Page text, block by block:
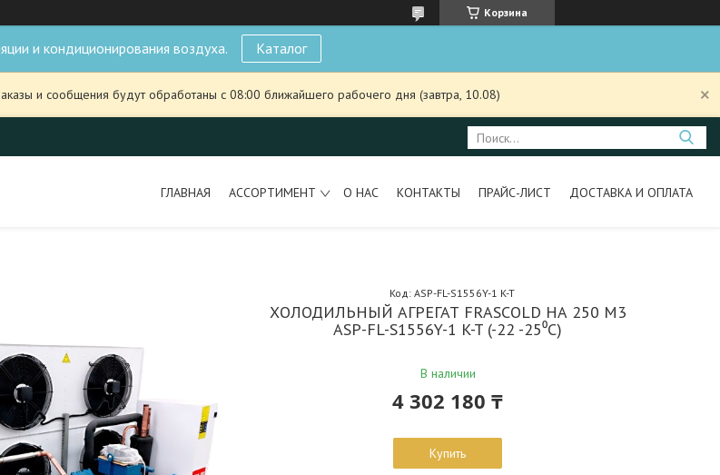
Корзина
и кондиционирования воздуха. Каталог
и сообщения будут обработаны с 08:00 ближайшего рабочего дня (завтра, 10.08)
ГЛАВНАЯ АССОРТИМЕНТ О НАС КОНТАКТЫ ПРАЙС-ЛИСТ ДОСТАВКА И ОПЛАТА
ХОЛОДИЛЬНЫЙ АГРЕГАТ FRASCOLD НА 250 М3
ASP-FL-S1556Y-1 K-T (-22 -25⁰С)
В наличии
Код:ASP-FL-S1556Y-1 K-T
4 302 180 ₸
Купить